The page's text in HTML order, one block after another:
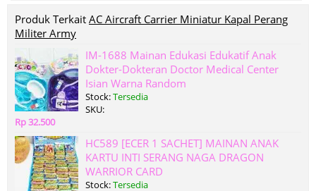
Produk Terkait AC Aircraft Carrier Miniatur Kapal Perang
Militer Army
IM-1688 Mainan Edukasi Edukatif Anak
Dokter-Dokteran Doctor Medical Center
Isian Warna Random
Stock:Tersedia
SKU:
Rp 32.500
HC589 [ECER 1 SACHET] MAINAN ANAK
KARTU INTI SERANG NAGA DRAGON
WARRIOR CARD
Stock:Tersedia